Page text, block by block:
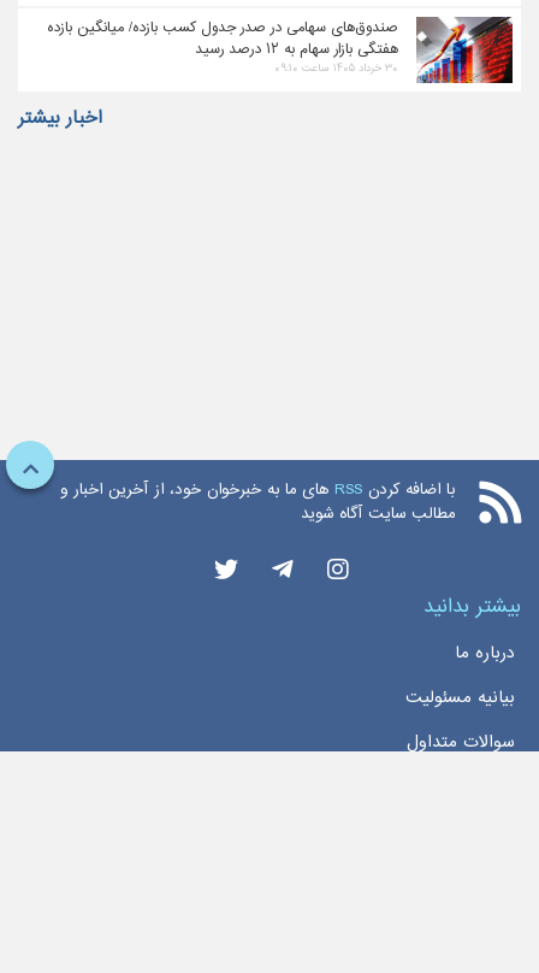
صندوق‌های سهامی در صدر جدول کسب بازده/ میانگین بازده
هفتگی بازار سهام به ۱۲ درصد رسید
۳۰ خرداد ۱۴۰۵ ساعت ۰۹:۱۰
اخبار بیشتر
با اضافه کردن RSS های ما به خبرخوان خود، از آخرین اخبار و
مطالب سایت آگاه شوید
بیشتر بدانید
درباره ما
بیانیه مسئولیت
سوالات متداول